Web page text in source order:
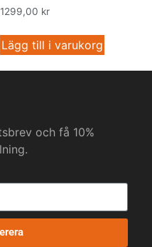
1299,00 kr
Lägg till i varukorg
och få 10%